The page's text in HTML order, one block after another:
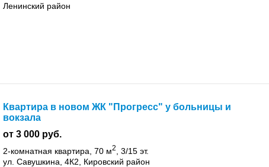
Ленинский район
Квартира в новом ЖК "Прогресс" у больницы и
вокзала
от 3 000 руб.
2-комнатная квартира, 70 м2
, 3/15 эт.
ул. Савушкина, 4К2, Кировский район